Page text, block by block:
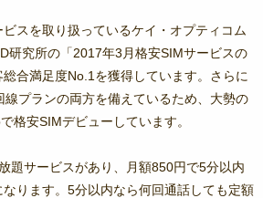
スを取り扱っているケイ・オプティコム
研究所の「2017年3月格安SIMサービスの
合満足度No.1を獲得しています。さらに
線プランの両方を備えているため、大勢の
格安SIMデビューしています。
題サービスがあり、月額850円で5分以内
ります。5分以内なら何回通話しても定額